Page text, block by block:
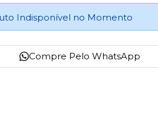
Indisponível no Momento
Compre Pelo WhatsApp